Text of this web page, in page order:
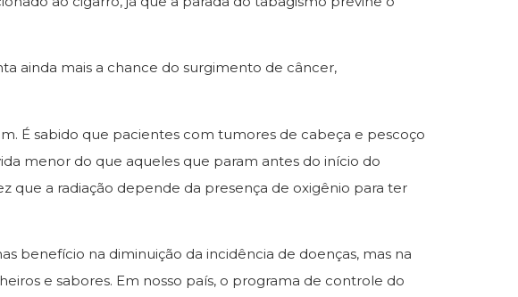
ainda mais a chance do surgimento de câncer,
É sabido que pacientes com tumores de cabeça e pescoço
menor do que aqueles que param antes do início do
a radiação depende da presença de oxigênio para ter
benefício na diminuição da incidência de doenças, mas na
e sabores. Em nosso país, o programa de controle do